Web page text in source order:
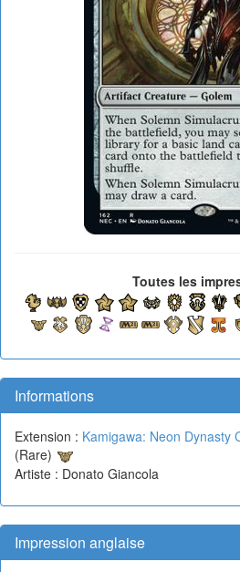
Toutes les
Informations
Extension : Kamigawa: Neon Dynasty
(Rare)
Artiste : Donato Giancola
Impression anglaise